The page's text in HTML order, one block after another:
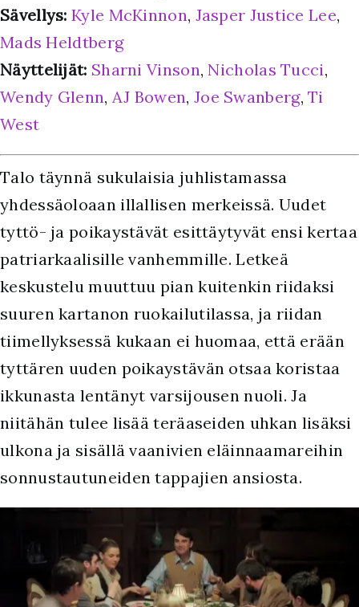
Sävellys: Kyle McKinnon, Jasper Justice Lee,
Mads Heldtberg
Näyttelijät: Sharni Vinson,Nicholas Tucci,
Wendy Glenn, AJ Bowen, Joe Swanberg,Ti
West
Talo täynnä sukulaisia juhlistamassa
yhdessäoloaan illallisen merkeissä. Uudet
tyttö- ja poikaystävät esittäytyvät ensi kertaa
patriarkaalisille vanhemmille. Letkeä
keskustelu muuttuu pian kuitenkin riidaksi
suuren kartanon ruokailutilassa, ja riidan
tiimellyksessä kukaan ei huomaa, että erään
tyttären uuden poikaystävän otsaa koristaa
ikkunasta lentänyt varsijousen nuoli. Ja
niitähän tulee lisää teräaseiden uhkan lisäksi
ulkona ja sisällä vaanivien eläinnaamareihin
sonnustautuneiden tappajien ansiosta.